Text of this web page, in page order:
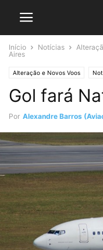
Início Notícias
Aires
Alteração e Novos Voos
Gol fará
Por Alexandre Barros